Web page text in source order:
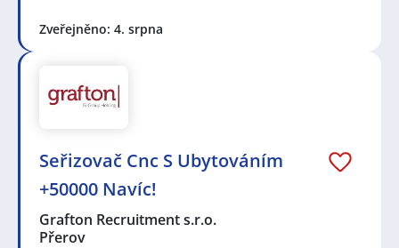
Zveřejněno: 4. srpna
Seřizovač Cnc S Ubytováním
+50000 Navíc!
Grafton Recruitment s.r.o.
Přerov